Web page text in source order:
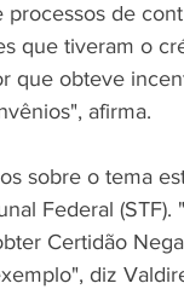
processos de
que tiveram o
que obteve
afirma.
sobre o tema
Federal
Certidão
diz